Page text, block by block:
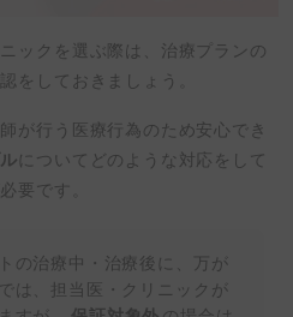
ックを選ぶ際は、治療プランの
をしておきましょう。
が行う医療行為のため安心でき
についてどのような対応をして
要です。
の治療中・治療後に、万が
は、担当医・クリニックが